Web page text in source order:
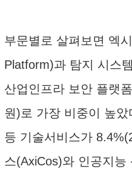
부문별로 살펴보면 엑
Platform)과 탐지 시스
산업인프라 보안 플랫
원)로 가장 비중이 높
등 기술서비스가
스(AxiCos)와 인공지능